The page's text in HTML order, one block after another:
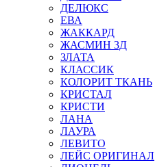
ДЕЛЮКС
ЕВА
ЖАККАРД
ЖАСМИН 3Д
ЗЛАТА
КЛАССИК
КОЛОРИТ ТКАНЬ
КРИСТАЛ
КРИСТИ
ЛАНА
ЛАУРА
ЛЕВИТО
ЛЕЙС ОРИГИНАЛ